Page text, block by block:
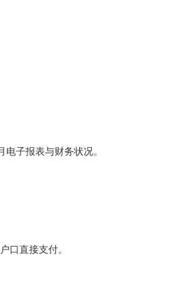
子报表与财务状况。
口直接支付。